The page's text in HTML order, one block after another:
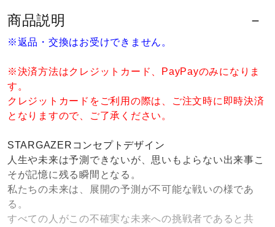
サポーター
メディカル
コラボ／ライセンス
商品説明
※返品・交換はお受けできません。
※決済方法はクレジットカード、PayPayのみになりま
す。
クレジットカードをご利用の際は、ご注文時に即時決済
となりますので、ご了承ください。
STARGAZERコンセプトデザイン
人生や未来は予測できないが、思いもよらない出来事こ
そが記憶に残る瞬間となる。
私たちの未来は、展開の予測が不可能な戦いの様であ
る。
すべての人がこの不確実な未来への挑戦者であると共